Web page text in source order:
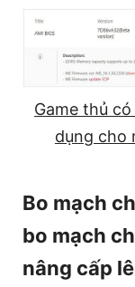
Game thủ
dụng cho
Bo mạch
bo mạch
nâng cấp